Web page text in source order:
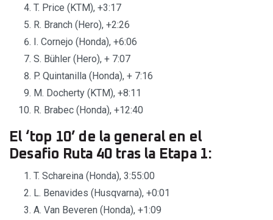
T. Price (KTM), +3:17
R. Branch (Hero), +2:26
I. Cornejo (Honda), +6:06
S. Bühler (Hero), + 7:07
P. Quintanilla (Honda), + 7:16
M. Docherty (KTM), +8:11
R. Brabec (Honda), +12:40
El ‘top 10’ de la general en el
Desafio Ruta 40 tras la Etapa 1:
T. Schareina (Honda), 3:55:00
L. Benavides (Husqvarna), +0:01
A. Van Beveren (Honda), +1:09